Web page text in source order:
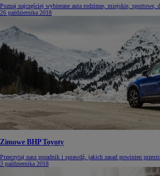
Poznaj najczęściej wybierane auta rodzinne, miejskie, sportowe,
26 października 2018
Zimowe BHP Toyoty
Przeczytaj nasz poradnik i sprawdź, jakich zasad powinien
3 października 2018